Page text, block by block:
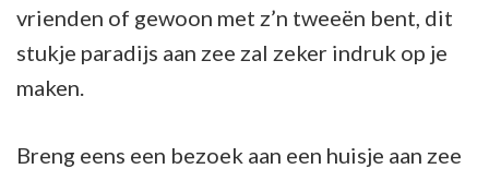
vrienden of gewoon met z’n tweeën bent, dit
stukje paradijs aan zee zal zeker indruk op je
maken.
Breng eens een bezoek aan een huisje aan zee